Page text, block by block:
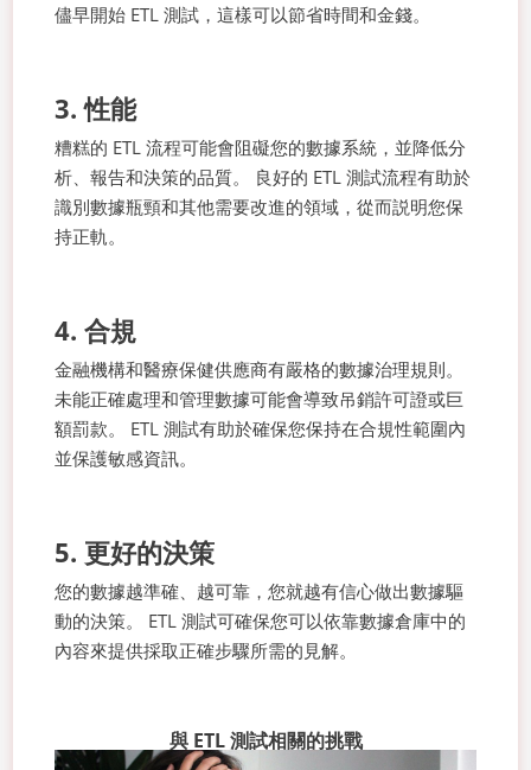
儘早開始 ETL 測試，這樣可以節省時間和金錢。
3. 性能
糟糕的 ETL 流程可能會阻礙您的數據系統，並降低分
析、報告和決策的品質。 良好的 ETL 測試流程有助於
識別數據瓶頸和其他需要改進的領域，從而説明您保
持正軌。
4. 合規
金融機構和醫療保健供應商有嚴格的數據治理規則。
未能正確處理和管理數據可能會導致吊銷許可證或巨
額罰款。 ETL 測試有助於確保您保持在合規性範圍內
並保護敏感資訊。
5. 更好的決策
您的數據越準確、越可靠，您就越有信心做出數據驅
動的決策。 ETL 測試可確保您可以依靠數據倉庫中的
內容來提供採取正確步驟所需的見解。
與 ETL 測試相關的挑戰